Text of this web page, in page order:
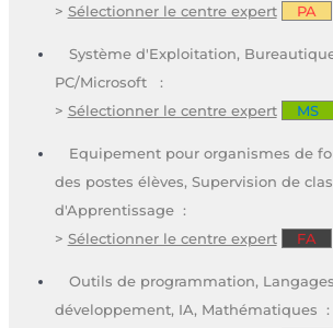
> Sélectionner le centre expert PA
Système d'Exploitation,
PC/Microsoft :
> Sélectionner le centre expert MS
Equipement pour organismes de
des postes élèves, Supervision de
d'Apprentissage :
> Sélectionner le centre expert FA
Outils de programmation,
développement, IA, Mathématiques :